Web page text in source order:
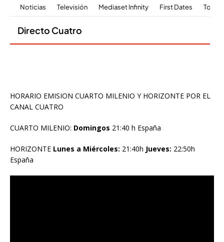
HORARIO EMISION CUARTO MILENIO Y HORIZONTE POR EL
CANAL CUATRO
CUARTO MILENIO: Domingos 21:40 h España
HORIZONTE Lunes a Miércoles: 21:40h Jueves: 22:50h
España